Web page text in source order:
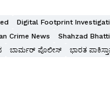
Digital Footprint
Crime News Shahzad Bhatti
ಬಾರ್ಮರ್ ಪೊಲೀಸ್ ಭಾರತ